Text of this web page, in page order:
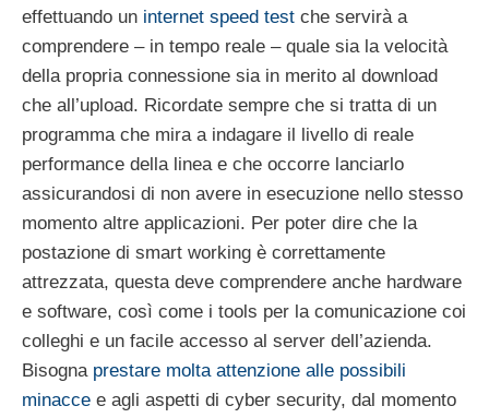
effettuando un internet speed test che servirà a
comprendere – in tempo reale – quale sia la velocità
della propria connessione sia in merito al download
che all’upload. Ricordate sempre che si tratta di un
programma che mira a indagare il livello di reale
performance della linea e che occorre lanciarlo
assicurandosi di non avere in esecuzione nello stesso
momento altre applicazioni. Per poter dire che la
postazione di smart working è correttamente
attrezzata, questa deve comprendere anche hardware
e software, così come i tools per la comunicazione coi
colleghi e un facile accesso al server dell’azienda.
Bisogna prestare molta attenzione alle possibili
minacce e agli aspetti di cyber security, dal momento